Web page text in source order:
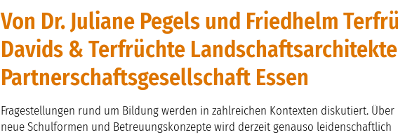
Von Dr. Juliane Pegels und Friedhelm
Davids & Terfrüchte
Partnerschaftsgesellschaft Essen
Fragestellungen rund um Bildung werden in zahlreichen Kontexten diskutiert. Über
neue Schulformen und Betreuungskonzepte wird derzeit genauso leidenschaftlich